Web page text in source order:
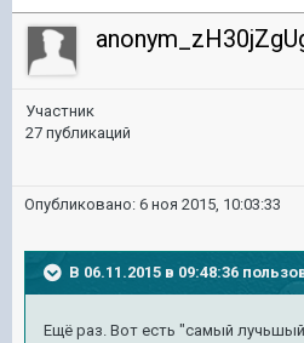
Участник
27 публикаций
Опубликовано: 6 ноя 2015, 10:03:33
В 06.11.2015 в 09:48:36
Ещё раз. Вот есть "самый